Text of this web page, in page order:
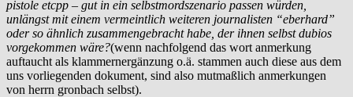
pistole etcpp – gut in ein selbstmordszenario passen würden,
unlängst mit einem vermeintlich weiteren journalisten “eberhard”
oder so ähnlich zusammengebracht habe, der ihnen selbst dubios
vorgekommen wäre?(wenn nachfolgend das wort anmerkung
auftaucht als klammernergänzung o.ä. stammen auch diese aus dem
uns vorliegenden dokument, sind also mutmaßlich anmerkungen
von herrn gronbach selbst).